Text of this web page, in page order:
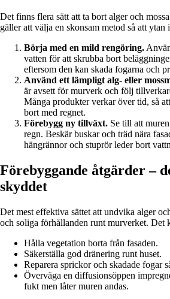
Det finns flera sätt att ta bort alger och
gäller att välja en skonsam metod så att ytan
Börja med en mild rengöring.
vatten för att skrubba bort
eftersom den kan skada fogarna och
Använd ett lämpligt alg- eller
är avsett för murverk och följ
Många produkter verkar över tid, så
bort med regnet.
Förebygg ny tillväxt. Se till att
regn. Beskär buskar och träd nära
hängrännor och stuprör leder bort
Förebyggande åtgärder –
skyddet
Det mest effektiva sättet att undvika alger
och soliga förhållanden runt murverket. Det
Hålla vegetation borta från fasaden.
Säkerställa god dränering runt huset.
Reparera sprickor och skadade fogar
Överväga en diffusionsöppen
fukt men låter muren andas.